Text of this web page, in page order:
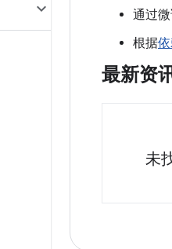
通过
根据
最新资
未